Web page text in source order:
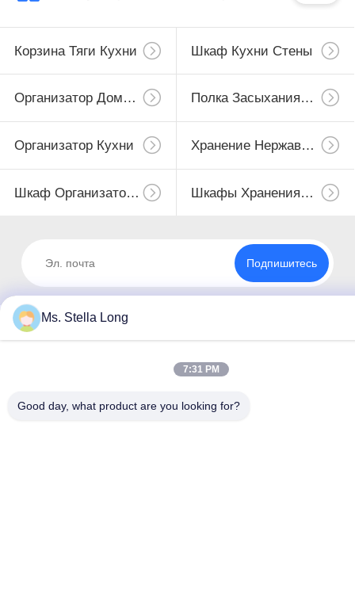
Корзина Тяги Кухни Шкаф Кухни Стены
Организатор Дома Кухни Полка Засыхания Блюда
Организатор Кухни Хранение Нержавеющей Стали
Шкаф Организатора Кухни Шкафы Хранения Кухни
Подпишитесь
Ms. Stella Long
7:31 PM
Good day, what product are you looking for?